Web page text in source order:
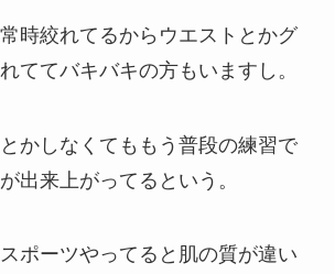
時絞れてるからウエストとかグ
ててバキバキの方もいますし。
かしなくてももう普段の練習で
出来上がってるという。
ポーツやってると肌の質が違い